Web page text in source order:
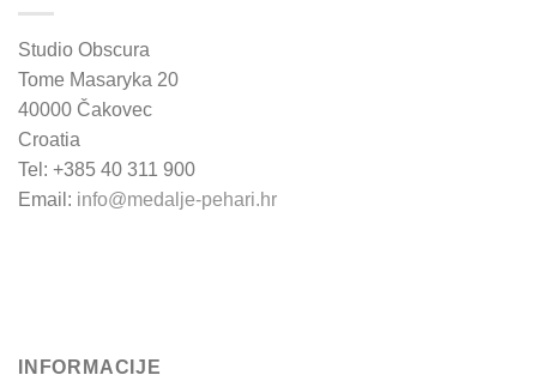
Studio Obscura
Tome Masaryka 20
40000 Čakovec
Croatia
Tel: +385 40 311 900
Email: info@medalje-pehari.hr
INFORMACIJE